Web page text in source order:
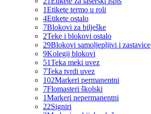
1Etikete termo u roli
4Etikete ostalo
7Blokovi za bilješke
2Teke i blokovi ostalo
29Blokovi samoljepljivi i zastavice
9Kolegij blokovi
51Teka meki uvez
7Teka tvrdi uvez
102Markeri permanentni
7Flomasteri školski
1Markeri nepermanentni
22Signiri